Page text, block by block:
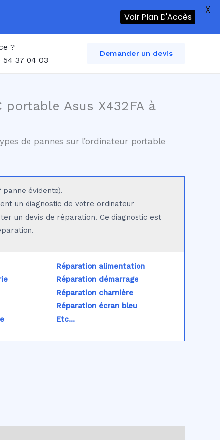
?
54 37 04 03
Demander un devis
portable Asus X432FA à
de pannes sur l’ordinateur portable
panne évidente).
un diagnostic de votre ordinateur
un devis de réparation. Ce diagnostic est
Réparation alimentation
Réparation démarrage
Réparation charnière
Réparation écran bleu
Etc...
Voir Plan D'Accès
X